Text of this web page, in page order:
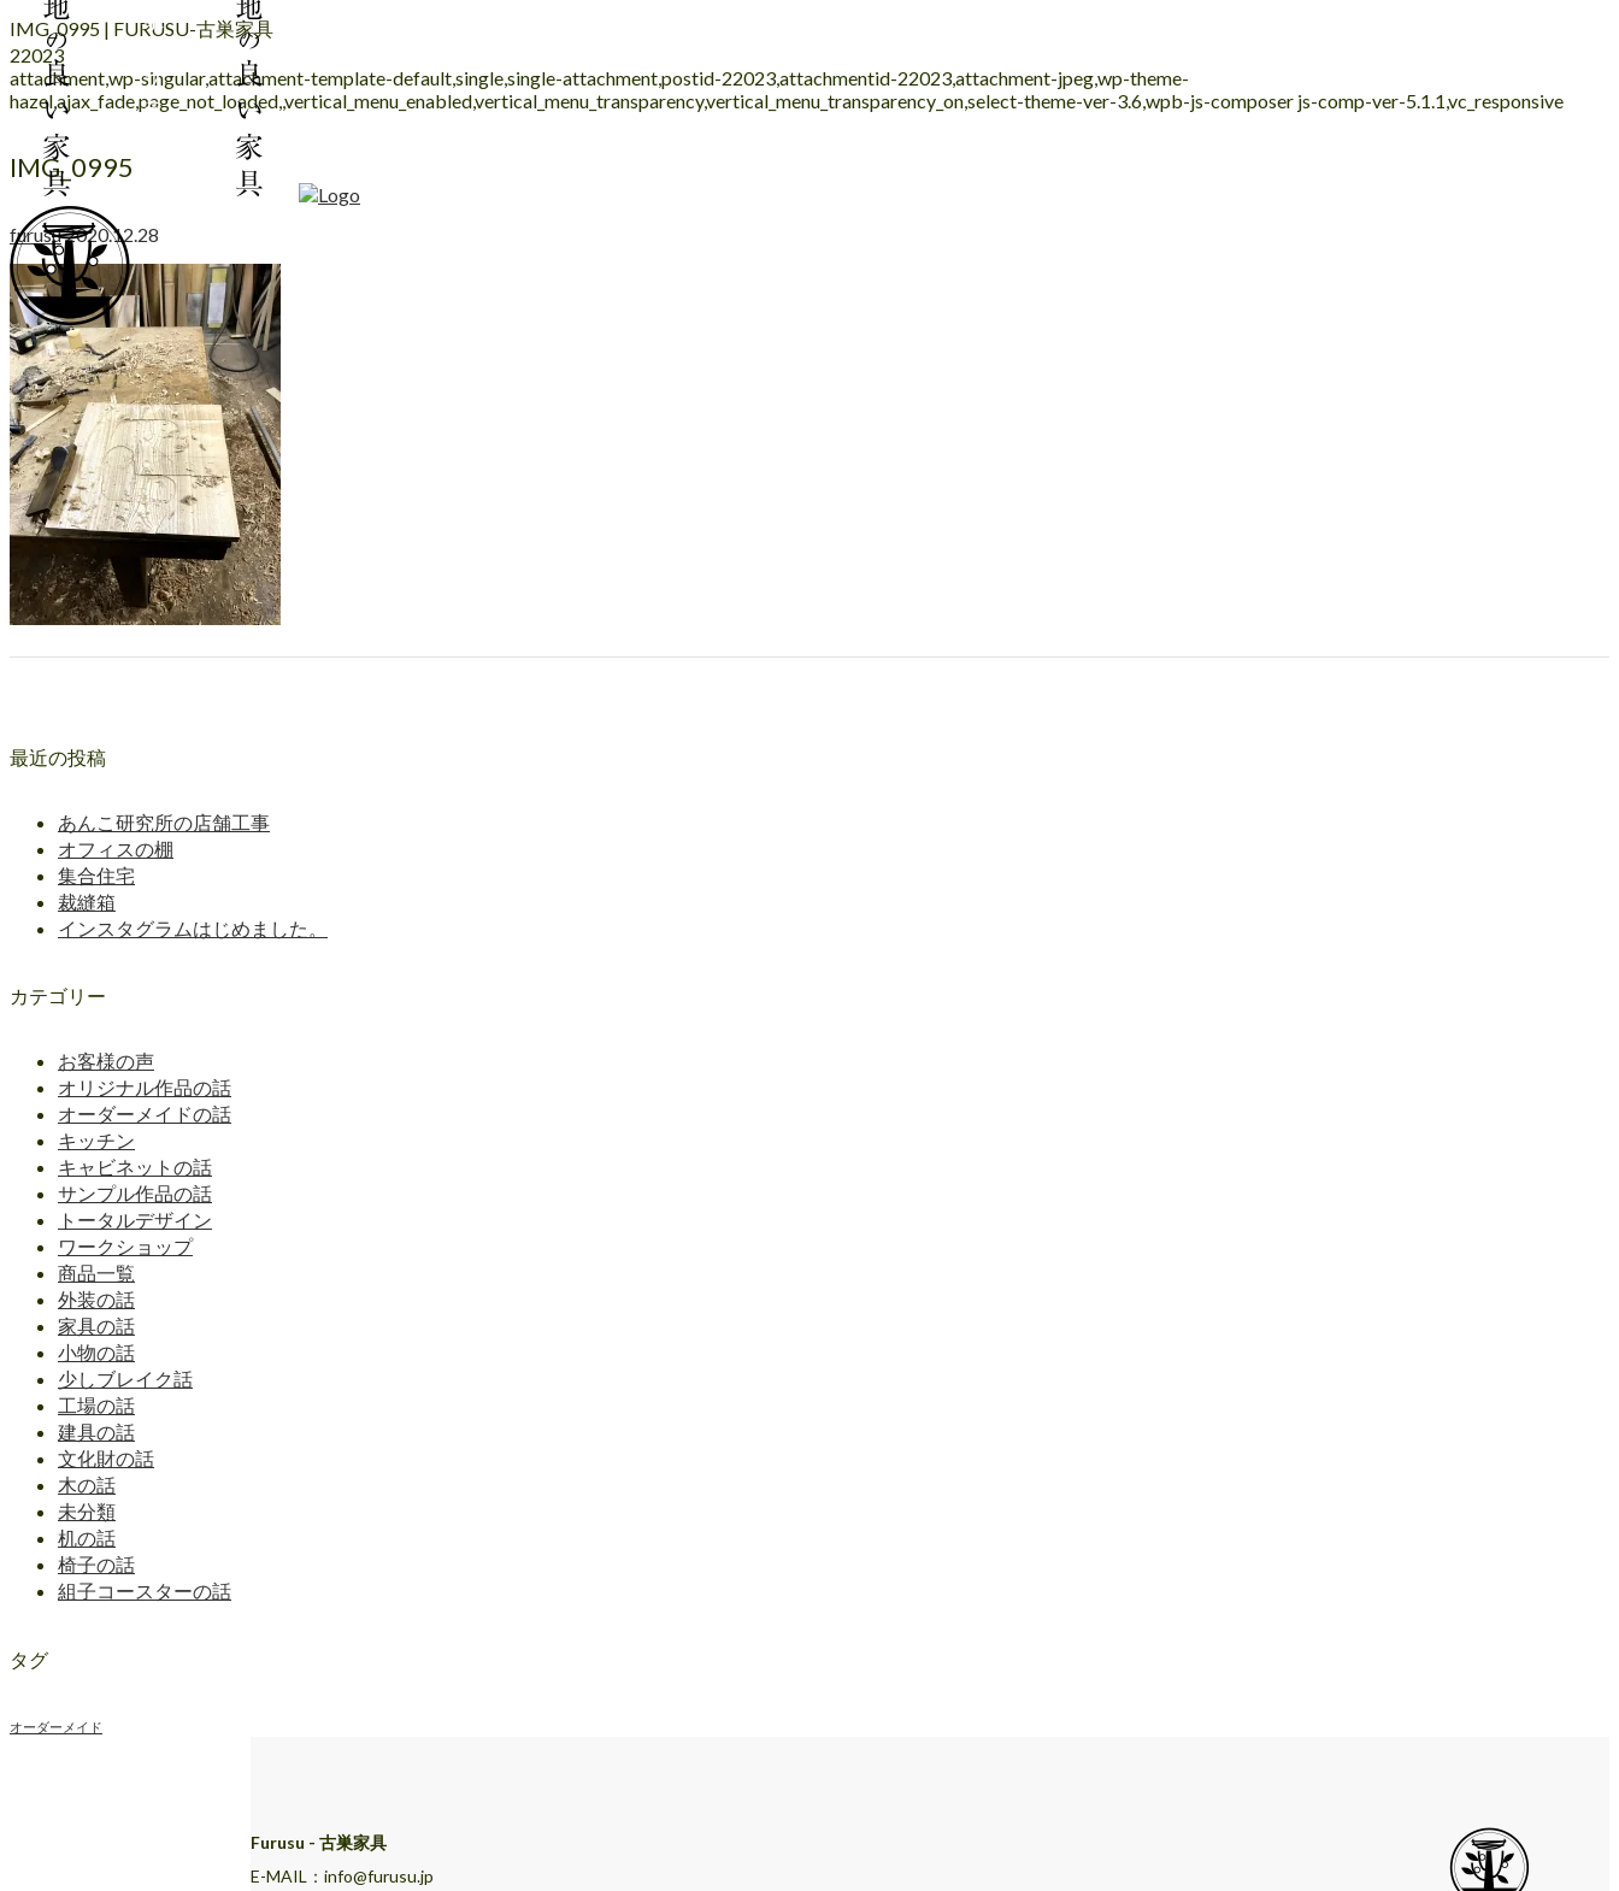
IMG_0995 | FURUSU-古巣家具
22023
attachment,wp-singular,attachment-template-default,single,single-attachment,postid-22023,attachmentid-22023,attachment-jpeg,wp-theme-
hazel,ajax_fade,page_not_loaded,,vertical_menu_enabled,vertical_menu_transparency,vertical_menu_transparency_on,select-theme-ver-3.6,wpb-js-composer js-comp-ver-5.1.1,vc_responsive
IMG_0995
furusu2020.12.28
最近の投稿
あんこ研究所の店舗工事
オフィスの棚
集合住宅
裁縫箱
インスタグラムはじめました。
カテゴリー
お客様の声
オリジナル作品の話
オーダーメイドの話
キッチン
キャビネットの話
サンプル作品の話
トータルデザイン
ワークショップ
商品一覧
外装の話
家具の話
小物の話
少しブレイク話
工場の話
建具の話
文化財の話
木の話
未分類
机の話
椅子の話
組子コースターの話
タグ
オーダーメイド
Furusu - 古巣家具
E-MAIL：info@furusu.jp